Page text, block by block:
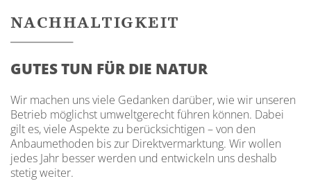
NACHHALTIGKEIT
GUTES TUN FÜR DIE NATUR
Wir machen uns viele Gedanken darüber, wie wir unseren
Betrieb möglichst umweltgerecht führen können. Dabei
gilt es, viele Aspekte zu berücksichtigen – von den
Anbaumethoden bis zur Direktvermarktung. Wir wollen
jedes Jahr besser werden und entwickeln uns deshalb
stetig weiter.